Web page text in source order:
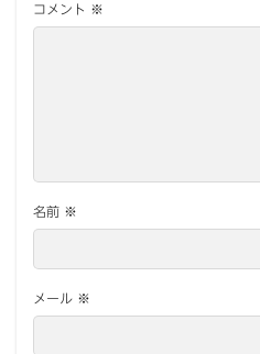
コメント ※
名前 ※
メール ※